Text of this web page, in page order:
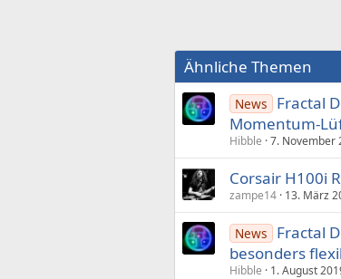
Ähnliche Themen
News
Fractal
Momentum-
Hibble 7. November
Corsair H100i
zampe14 13. März
News
Fractal
besonders
Hibble 1. August